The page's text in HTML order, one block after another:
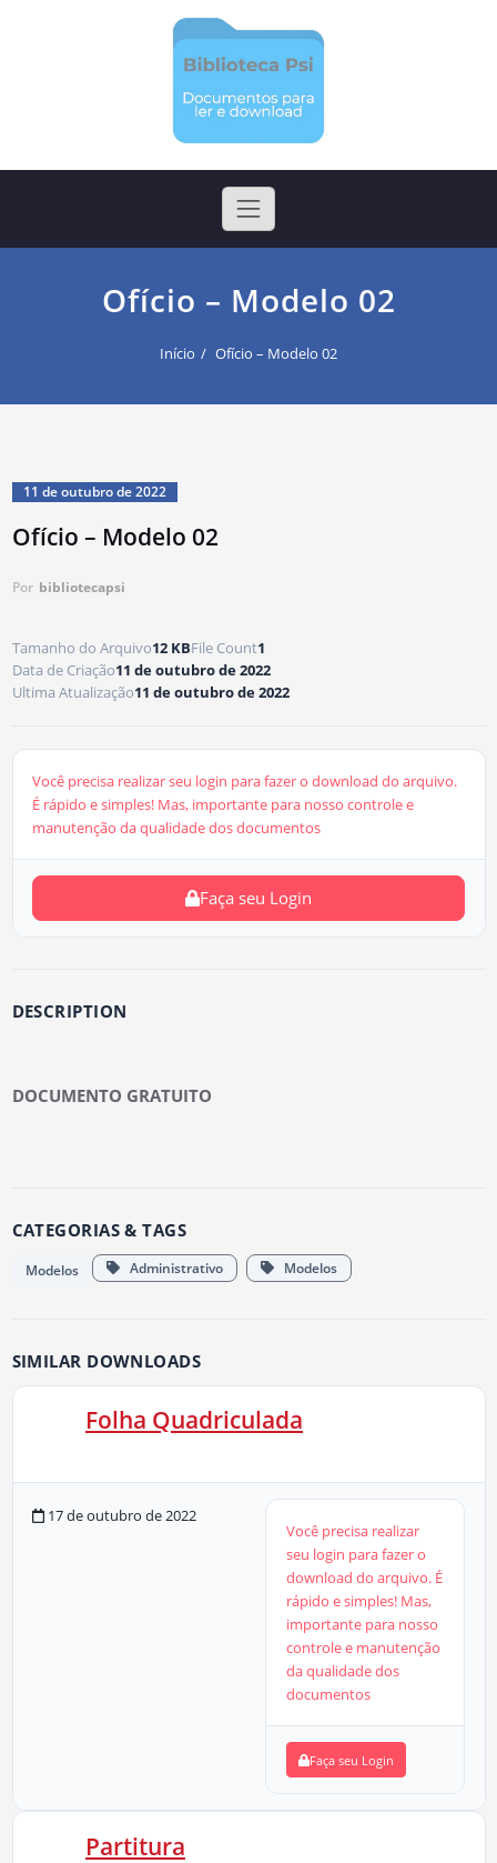
Biblioteca Psi
Arquivos para ler e realizar download
Ofício – Modelo 02
Início Ofício – Modelo 02
11 de outubro de 2022
Ofício – Modelo 02
Por bibliotecapsi
Tamanho do Arquivo12 KBFile Count1
Data de Criação11 de outubro de 2022
Ultima Atualização11 de outubro de 2022
Você precisa realizar seu login para fazer o download do arquivo.
É rápido e simples! Mas, importante para nosso controle e
manutenção da qualidade dos documentos
Faça seu Login
DESCRIPTION
DOCUMENTO GRATUITO
CATEGORIAS & TAGS
Modelos Administrativo Modelos
SIMILAR DOWNLOADS
Folha Quadriculada
17 de outubro de 2022
Você precisa realizar
seu login para fazer o
download do arquivo. É
rápido e simples! Mas,
importante para nosso
controle e manutenção
da qualidade dos
documentos
Faça seu Login
Partitura